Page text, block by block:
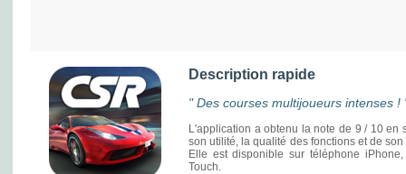
Description rapide
" Des courses multijoueurs intenses !
L'application a obtenu la note de 9 / 10 en
son utilité, la qualité des fonctions et de
Elle est disponible sur téléphone
Touch.